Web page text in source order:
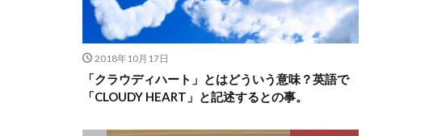
2018年10月17日
「クラウディハート」とはどういう意味？英語で
「CLOUDY HEART」と記述するとの事。